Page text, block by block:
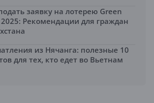
заявку на лотерею Green
2025: Рекомендации для граждан
из Нячанга: полезные 10
для тех, кто едет во Вьетнам